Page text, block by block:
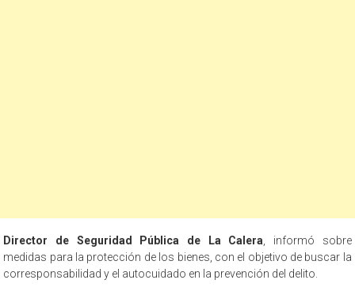
Director de Seguridad Pública de La Calera , informó sobre
medidas para la protección de los bienes, con el objetivo de buscar la
corresponsabilidad y el autocuidado en la prevención del delito.